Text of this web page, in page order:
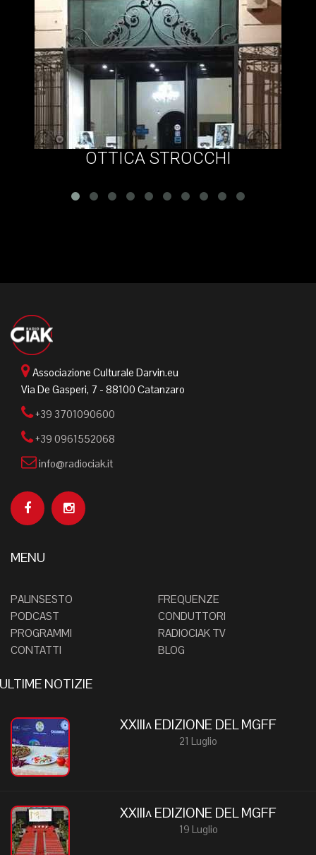
OTTICA STROCCHI
Associazione Culturale Darvin.eu
Via De Gasperi, 7 - 88100 Catanzaro
+39 3701090600
+39 0961552068
info@radiociak.it
MENU
PALINSESTO
FREQUENZE
PODCAST
CONDUTTORI
PROGRAMMI
RADIOCIAK TV
CONTATTI
BLOG
ULTIME NOTIZIE
XXIII^ EDIZIONE DEL MGFF
21 Luglio
XXIII^ EDIZIONE DEL MGFF
19 Luglio